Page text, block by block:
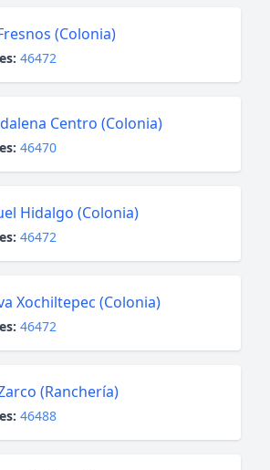
(Colonia)
46472
Centro (Colonia)
46470
Hidalgo (Colonia)
46472
Xochiltepec (Colonia)
46472
(Ranchería)
46488